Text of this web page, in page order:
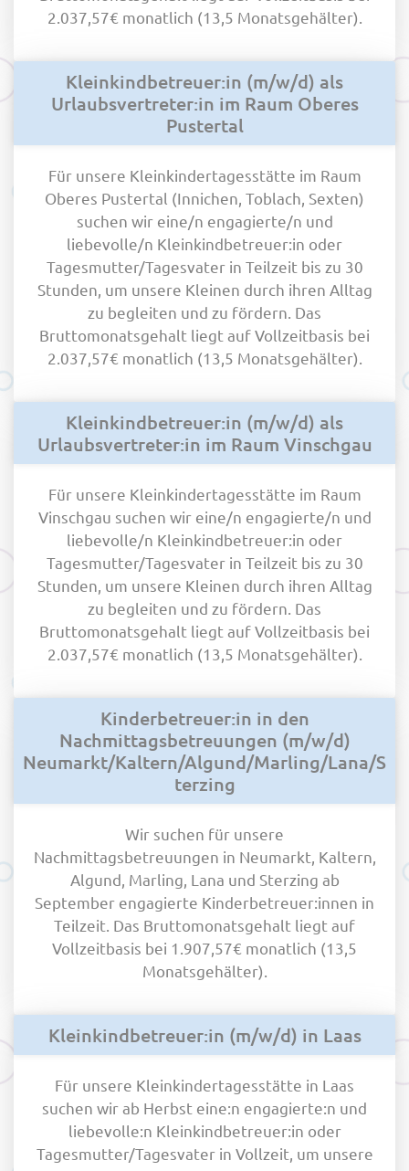
2.037,57€ monatlich (13,5 Monatsgehälter).
Kleinkindbetreuer:in (m/w/d) als
Urlaubsvertreter:in im Raum Oberes
Pustertal
Für unsere Kleinkindertagesstätte im Raum
Oberes Pustertal (Innichen, Toblach, Sexten)
suchen wir eine/n engagierte/n und
liebevolle/n Kleinkindbetreuer:in oder
Tagesmutter/Tagesvater in Teilzeit bis zu 30
Stunden, um unsere Kleinen durch ihren Alltag
zu begleiten und zu fördern. Das
Bruttomonatsgehalt liegt auf Vollzeitbasis bei
2.037,57€ monatlich (13,5 Monatsgehälter).
Kleinkindbetreuer:in (m/w/d) als
Urlaubsvertreter:in im Raum Vinschgau
Für unsere Kleinkindertagesstätte im Raum
Vinschgau suchen wir eine/n engagierte/n und
liebevolle/n Kleinkindbetreuer:in oder
Tagesmutter/Tagesvater in Teilzeit bis zu 30
Stunden, um unsere Kleinen durch ihren Alltag
zu begleiten und zu fördern. Das
Bruttomonatsgehalt liegt auf Vollzeitbasis bei
2.037,57€ monatlich (13,5 Monatsgehälter).
Kinderbetreuer:in in den
Nachmittagsbetreuungen (m/w/d)
Neumarkt/Kaltern/Algund/Marling/Lana/S
terzing
Wir suchen für unsere
Nachmittagsbetreuungen in Neumarkt, Kaltern,
Algund, Marling, Lana und Sterzing ab
September engagierte Kinderbetreuer:innen in
Teilzeit. Das Bruttomonatsgehalt liegt auf
Vollzeitbasis bei 1.907,57€ monatlich (13,5
Monatsgehälter).
Kleinkindbetreuer:in (m/w/d) in Laas
Für unsere Kleinkindertagesstätte in Laas
suchen wir ab Herbst eine:n engagierte:n und
liebevolle:n Kleinkindbetreuer:in oder
Tagesmutter/Tagesvater in Vollzeit, um unsere